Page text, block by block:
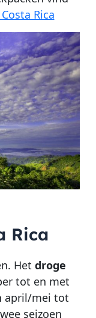
Rica
Rica
Het droge
tot en met
april/mei tot
seizoen